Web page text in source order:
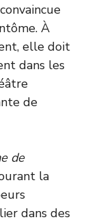
À
elle doit
dans les
de
de
la
dans des